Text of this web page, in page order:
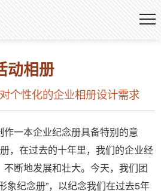
动相册
个性化的企业相册设计需求
一本企业纪念册具备特别的意
，在过去的十年里，我们的企业经
断地发展和壮大。今天，我们团
象纪念册”，以纪念我们在过去5年